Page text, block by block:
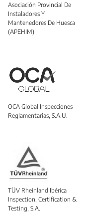
Asociación Provincial De
Instaladores Y
Mantenedores De Huesca
(APEHIM)
OCA Global Inspecciones
Reglamentarias, S.A.U.
TÜV Rheinland Ibérica
Inspection, Certification &
Testing, S.A.